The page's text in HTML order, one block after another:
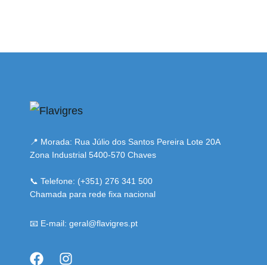
📍 Morada: Rua Júlio dos Santos Pereira Lote 20A
Zona Industrial 5400-570 Chaves
📞 Telefone: (+351) 276 341 500
Chamada para rede fixa nacional
📧 E-mail: geral@flavigres.pt